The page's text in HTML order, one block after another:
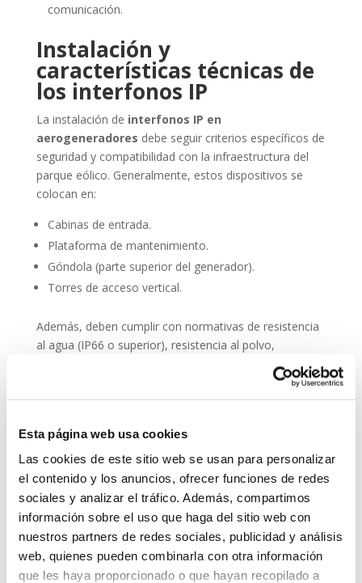
Esta página web usa cookies
Las cookies de este sitio web se usan para personalizar
el contenido y los anuncios, ofrecer funciones de redes
sociales y analizar el tráfico. Además, compartimos
información sobre el uso que haga del sitio web con
nuestros partners de redes sociales, publicidad y análisis
web, quienes pueden combinarla con otra información
que les haya proporcionado o que hayan recopilado a
comunicación.
Instalación y
características técnicas de
los interfonos IP
La instalación de interfonos IP en
aerogeneradores debe seguir criterios específicos de
seguridad y compatibilidad con la infraestructura del
parque eólico. Generalmente, estos dispositivos se
colocan en:
Cabinas de entrada.
Plataforma de mantenimiento.
Góndola (parte superior del generador).
Torres de acceso vertical.
Además, deben cumplir con normativas de resistencia
al agua (IP66 o superior), resistencia al polvo,
compatibilidad electromagnética y facilidad de
Audio en alta definición (HD).
Reducción activa de ruido.
Botones de emergencia o comunicación directa.
Posibilidad de conexión con fibra óptica o redes
móviles.
Alimentación PoE (Power over Ethernet) para
simplificar el cableado.